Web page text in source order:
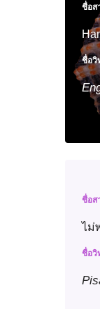
ชื่อส
ชื่อวิ
ชื่อส
ไม่
ชื่อวิ